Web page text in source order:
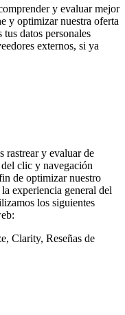
y evaluar mejor
y optimizar nuestra oferta
datos personales
externos, si ya
rastrear y evaluar de
clic y navegación
de optimizar nuestro
experiencia general del
los siguientes
Clarity, Reseñas de